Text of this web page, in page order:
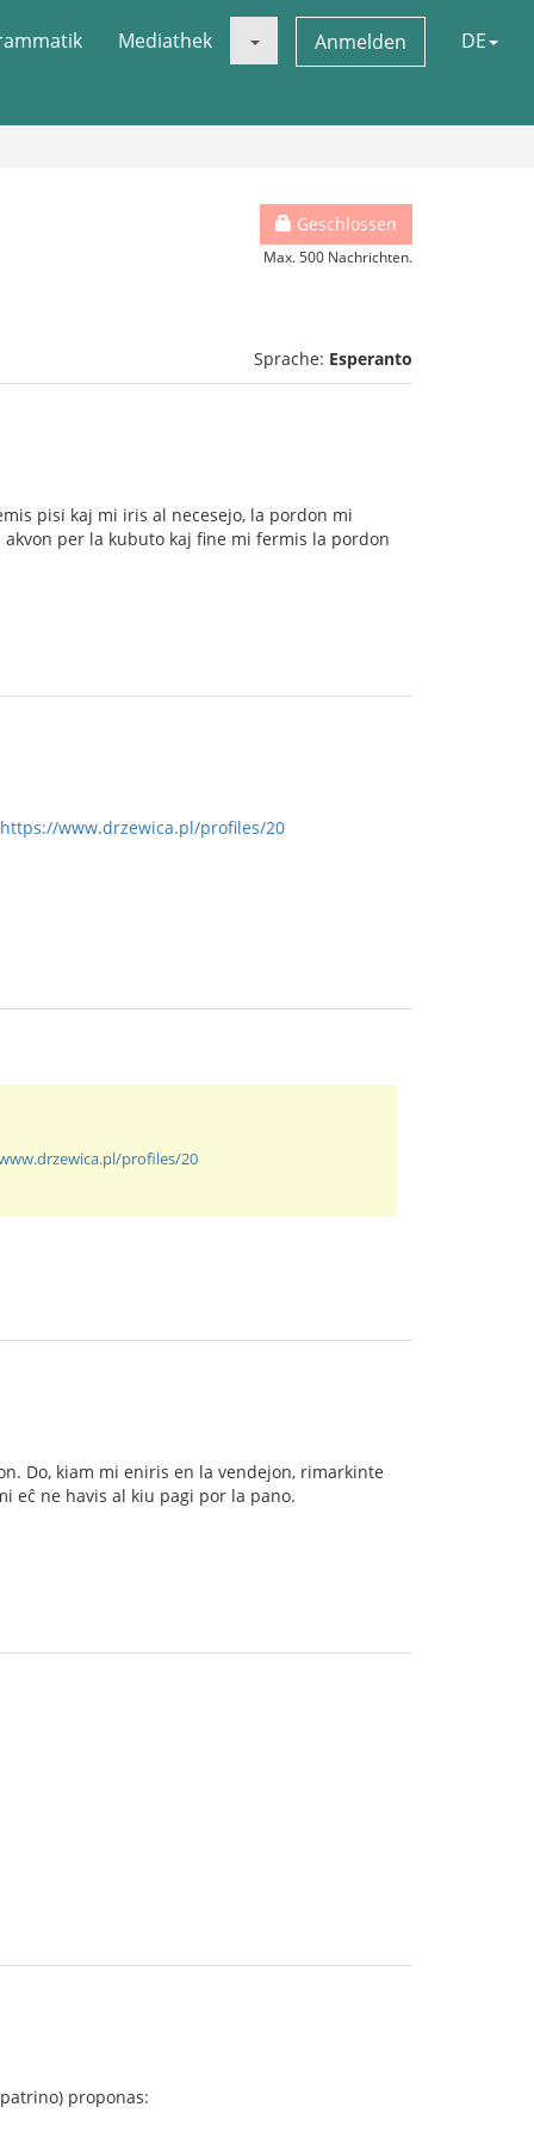
Mediathek Anmelden DE
Geschlossen
Max. 500 Nachrichten.
Sprache: Esperanto
pisi kaj mi iris al necesejo, la pordon mi
per la kubuto kaj fine mi fermis la pordon
https://www.drzewica.pl/profiles/20
profiles/20
Do, kiam mi eniris en la vendejon, rimarkinte
eĉ ne havis al kiu pagi por la pano.
proponas: